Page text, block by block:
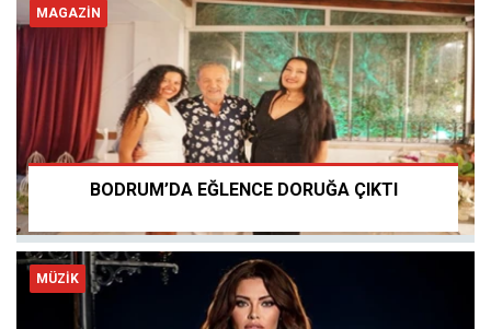
MAGAZİN
BODRUM’DA EĞLENCE DORUĞA ÇIKTI
MÜZİK